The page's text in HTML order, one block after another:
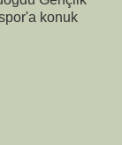
konuk